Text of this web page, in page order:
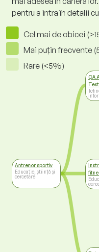
pentru a intra în detalii
Cel mai de obicei
Mai puțin frecvente
Rare (<5%)
Antrenor sportiv
Educație, știință și
cercetare
QA